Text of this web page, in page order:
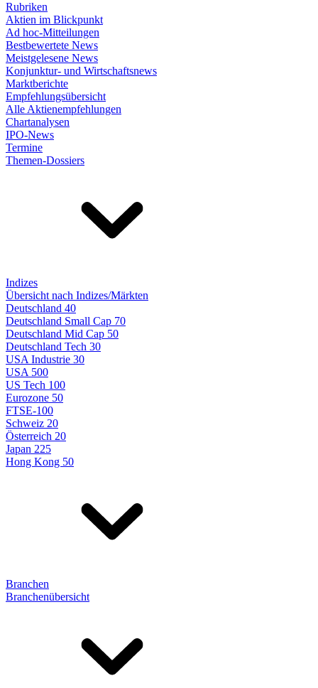
Rubriken
Aktien im Blickpunkt
Ad hoc-Mitteilungen
Bestbewertete News
Meistgelesene News
Konjunktur- und Wirtschaftsnews
Marktberichte
Empfehlungsübersicht
Alle Aktienempfehlungen
Chartanalysen
IPO-News
Termine
Themen-Dossiers
Indizes
Übersicht nach Indizes/Märkten
Deutschland 40
Deutschland Small Cap 70
Deutschland Mid Cap 50
Deutschland Tech 30
USA Industrie 30
USA 500
US Tech 100
Eurozone 50
FTSE-100
Schweiz 20
Österreich 20
Japan 225
Hong Kong 50
Branchen
Branchenübersicht